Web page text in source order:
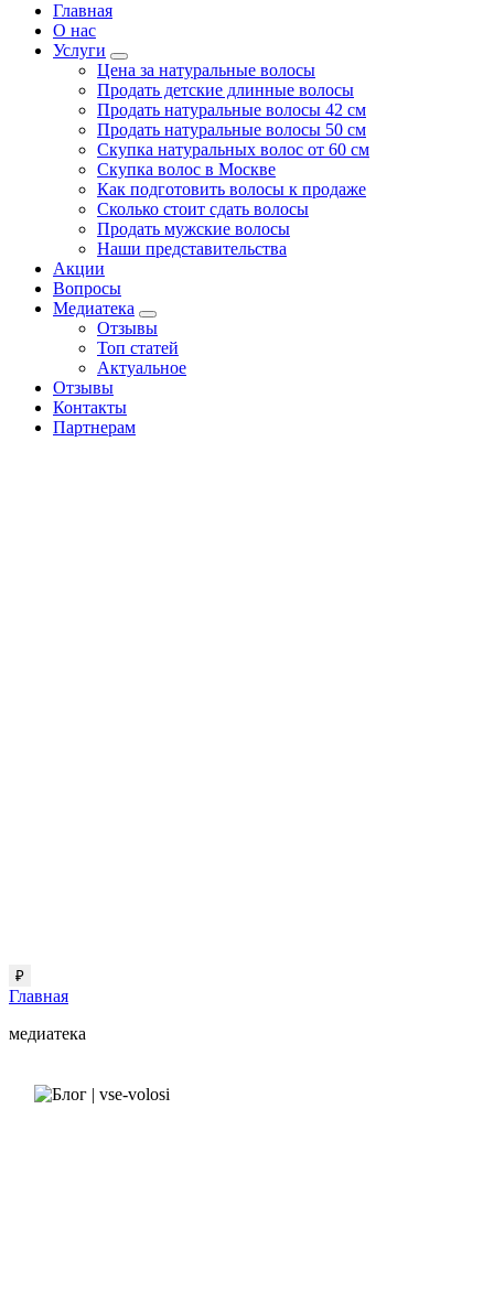
Главная
О нас
Услуги
Цена за натуральные волосы
Продать детские длинные волосы
Продать натуральные волосы 42 см
Продать натуральные волосы 50 см
Скупка натуральных волос от 60 см
Скупка волос в Москве
Как подготовить волосы к продаже
Сколько стоит сдать волосы
Продать мужские волосы
Наши представительства
Акции
Вопросы
Медиатека
Отзывы
Топ статей
Актуальное
Отзывы
Контакты
Партнерам
₽
Главная
медиатека